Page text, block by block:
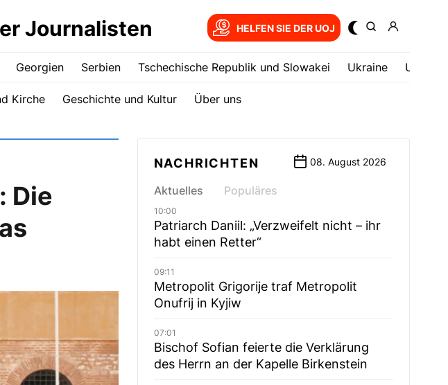
Journalisten HELFEN SIE DER UOJ
Georgien Serbien Tschechische Republik und Slowakei Ukrainе USA
Kirche Geschichte und Kultur Über uns
Die
NACHRICHTEN 08. August 2026
Aktuelles Populäres
10:00
Patriarch Daniil: „Verzweifelt nicht – ihr
habt einen Retter“
09:11
Metropolit Grigorije traf Metropolit
Onufrij in Kyjiw
07:01
Bischof Sofian feierte die Verklärung
des Herrn an der Kapelle Birkenstein